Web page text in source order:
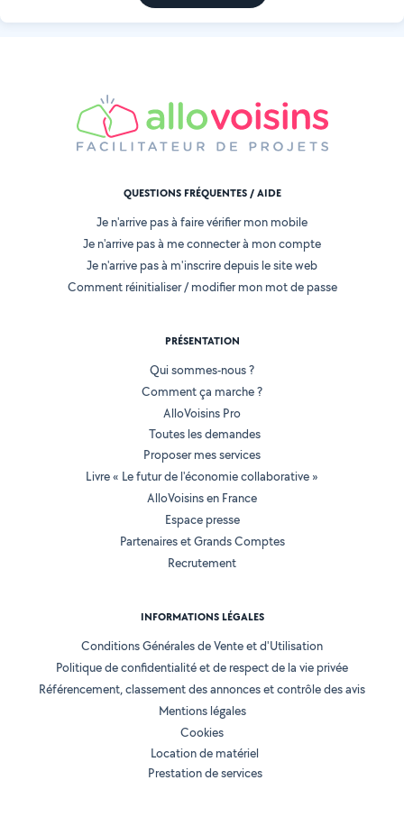
QUESTIONS FRÉQUENTES / AIDE
Je n'arrive pas à faire vérifier mon mobile
Je n'arrive pas à me connecter à mon compte
Je n'arrive pas à m'inscrire depuis le site web
Comment réinitialiser / modifier mon mot de passe
PRÉSENTATION
Qui sommes-nous ?
Comment ça marche ?
AlloVoisins Pro
Toutes les demandes
Proposer mes services
Livre « Le futur de l'économie collaborative »
AlloVoisins en France
Espace presse
Partenaires et Grands Comptes
Recrutement
INFORMATIONS LÉGALES
Conditions Générales de Vente et d'Utilisation
Politique de confidentialité et de respect de la vie privée
Référencement, classement des annonces et contrôle des avis
Mentions légales
Cookies
Location de matériel
Prestation de services